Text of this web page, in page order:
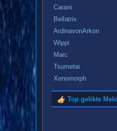
Carani
Bellatrix
ArdinavonArkon
Wippi
Marc
Tsumetai
Xenomorph
Top gelikte